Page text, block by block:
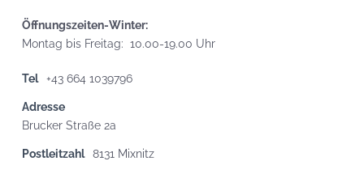
Öffnungszeiten-Winter:
Montag bis Freitag: 10.00-19.00 Uhr
Tel +43 664 1039796
Adresse
Brucker Straße 2a
Postleitzahl 8131 Mixnitz